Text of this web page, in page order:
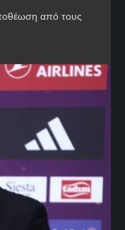
από τους